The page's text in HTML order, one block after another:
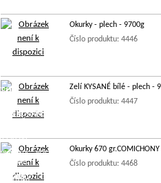
Okurky - plech - 9700g
Číslo produktu: 4446
Zelí KYSANÉ bílé - plech -
Číslo produktu: 4447
Okurky 670 gr.COMICHONY
Číslo produktu: 4468
KRŮTÍ
MARINOVANÉ
TELECÍ
HOVĚZÍ
VEPŘOVÉ
ZVĚŘINA
UZENINA - KOSTKY
SALÁMY
KAPR
DRESINKY